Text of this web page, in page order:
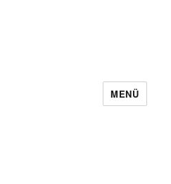
MENÜ